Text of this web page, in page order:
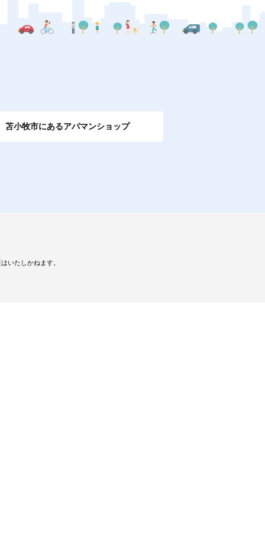
苫小牧市にあるアパマンショップ
いたしかねます。